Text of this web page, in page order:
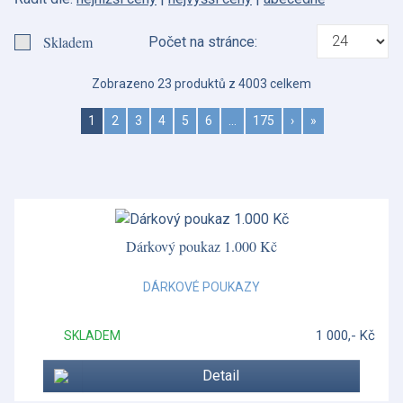
Skladem Počet na stránce:
Zobrazeno 23 produktů z 4003 celkem
1 2 3 4 5 6 175 › »
Dárkový poukaz 1.000 Kč
DÁRKOVÉ POUKAZY
SKLADEM 1 000,- Kč
Detail
Botanic Garden
Bunnykins
Butterfly Bloom
Čištění a údržba